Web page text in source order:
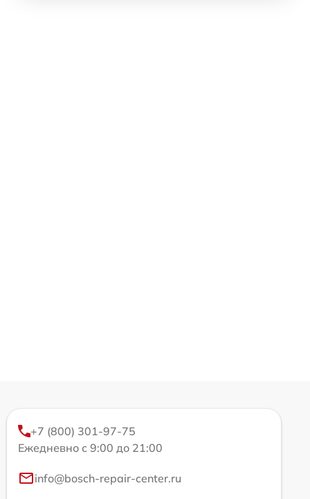
+7 (800) 301-97-75
Ежедневно с 9:00 до 21:00
info@bosch-repair-center.ru